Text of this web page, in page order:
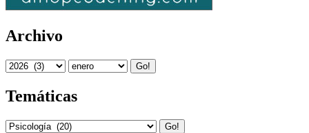
Archivo
Go!
Temáticas
Go!